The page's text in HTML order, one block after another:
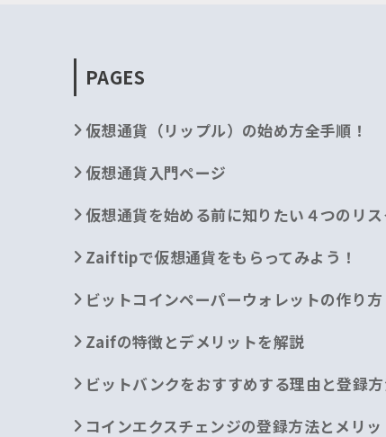
PAGES
仮想通貨（リップル）の始め方全手順！
仮想通貨入門ページ
仮想通貨を始める前に知りたい４つのリス
Zaiftipで仮想通貨をもらってみよう！
ビットコインペーパーウォレットの作り方
Zaifの特徴とデメリットを解説
ビットバンクをおすすめする理由と登録
コインエクスチェンジの登録方法とメリッ